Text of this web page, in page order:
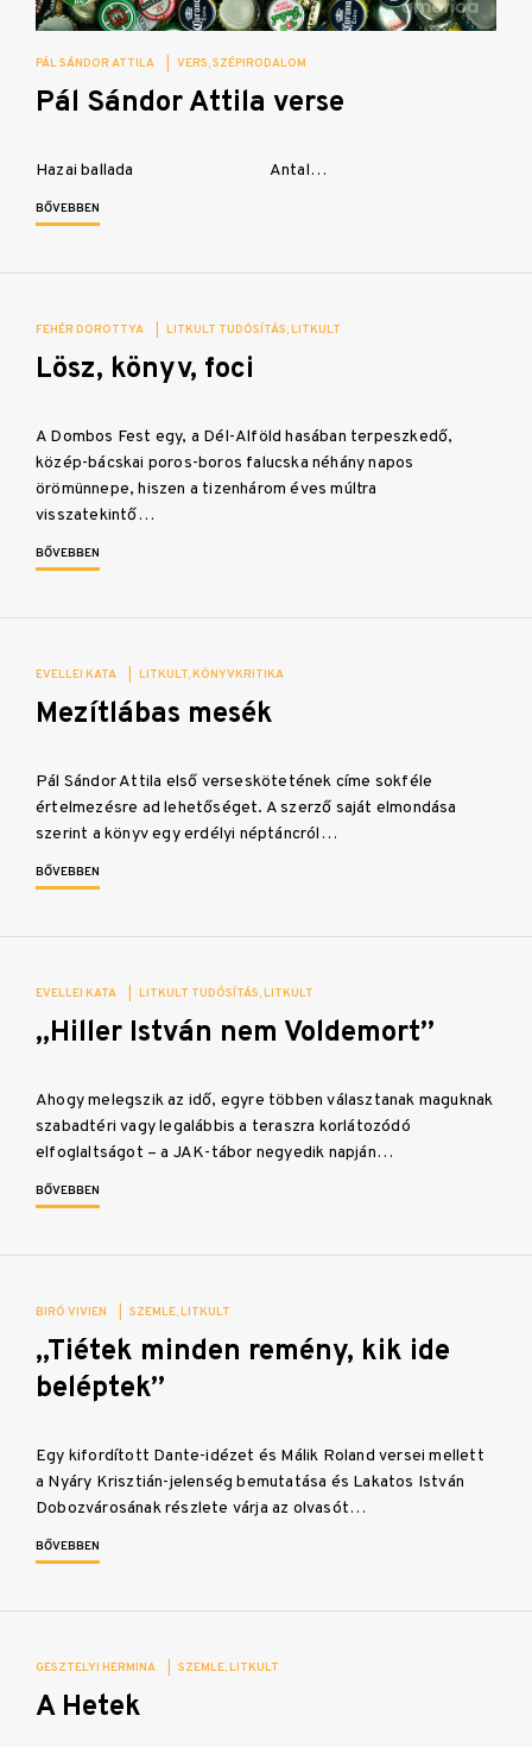
PÁL SÁNDOR ATTILA VERS SZÉPIRODALOM
Pál Sándor Attila verse
Hazai ballada Antal…
BŐVEBBEN
FEHÉR DOROTTYA LITKULT TUDÓSÍTÁS LITKULT
Lösz, könyv, foci
A Dombos Fest egy, a Dél-Alföld hasában terpeszkedő,
közép-bácskai poros-boros falucska néhány napos
örömünnepe, hiszen a tizenhárom éves múltra
visszatekintő…
BŐVEBBEN
EVELLEI KATA LITKULT KÖNYVKRITIKA
Mezítlábas mesék
Pál Sándor Attila első verseskötetének címe sokféle
értelmezésre ad lehetőséget. A szerző saját elmondása
szerint a könyv egy erdélyi néptáncról…
BŐVEBBEN
EVELLEI KATA LITKULT TUDÓSÍTÁS LITKULT
„Hiller István nem Voldemort”
Ahogy melegszik az idő, egyre többen választanak maguknak
szabadtéri vagy legalábbis a teraszra korlátozódó
elfoglaltságot – a JAK-tábor negyedik napján…
BŐVEBBEN
BIRÓ VIVIEN SZEMLE LITKULT
„Tiétek minden remény, kik ide
beléptek”
Egy kifordított Dante-idézet és Málik Roland versei mellett
a Nyáry Krisztián-jelenség bemutatása és Lakatos István
Dobozvárosának részlete várja az olvasót…
BŐVEBBEN
GESZTELYI HERMINA SZEMLE LITKULT
A Hetek